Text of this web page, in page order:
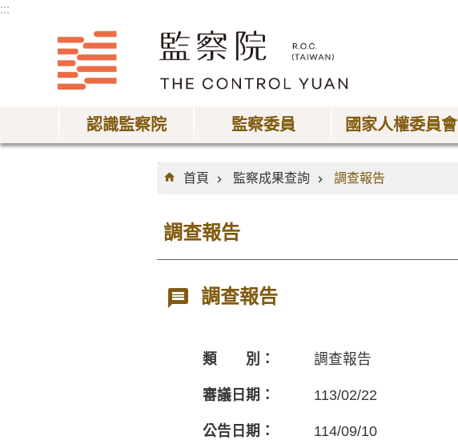
:::
認識監察院 監察委員 國家人權委員會
:::
首頁
監察成果查詢 調查報告
調查報告
調查報告
類 別： 調查報告
審議日期： 113/02/22
公告日期： 114/09/10